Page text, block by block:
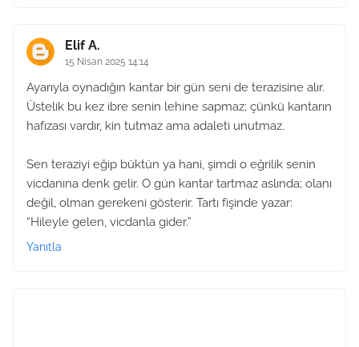
Elif A.
15 Nisan 2025 14:14
Ayarıyla oynadığın kantar bir gün seni de terazisine alır.
Üstelik bu kez ibre senin lehine sapmaz; çünkü kantarın
hafızası vardır, kin tutmaz ama adaleti unutmaz.
Sen teraziyi eğip büktün ya hani, şimdi o eğrilik senin
vicdanına denk gelir. O gün kantar tartmaz aslında; olanı
değil, olman gerekeni gösterir. Tartı fişinde yazar:
“Hileyle gelen, vicdanla gider.”
Yanıtla